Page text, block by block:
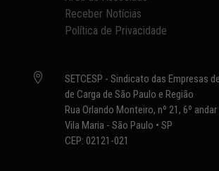
Receber Notícias
Política de Privacidade

SETCESP - Sindicato das Empresas
de Carga de São Paulo e Região
Rua Orlando Monteiro, nº 21, 6º andar
Vila Maria - São Paulo • SP
CEP: 02121-021